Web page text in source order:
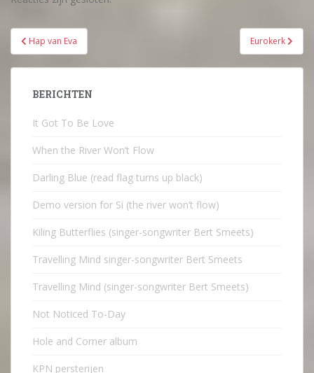
Bericht
navigatie
Hap van Eva Eurokerk
BERICHTEN
It Got To Be Love
When the River Won’t Flow
Darling Blue (read flag turns up black)
Demo version for Si (the river won’t flow)
Kiling Butterflies (singer-songwriter Bert Smeets)
Travelling Mind singer-songwriter Bert Smeets
Travelling Mind (singer-songwriter Bert Smeets)
Not Noticed To-Day
Hole and Corner album
KPN persterijen